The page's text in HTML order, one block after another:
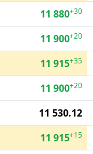
11 880+30
11 900+20
11 915+35
11 900+20
11 530.12
11 915+15